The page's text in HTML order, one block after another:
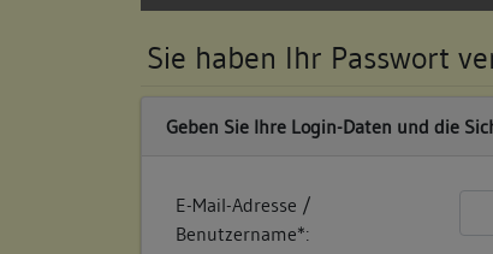
Sie haben Ihr Passwort
Geben Sie Ihre Login-Daten und die
E-Mail-Adresse /
Benutzername*: